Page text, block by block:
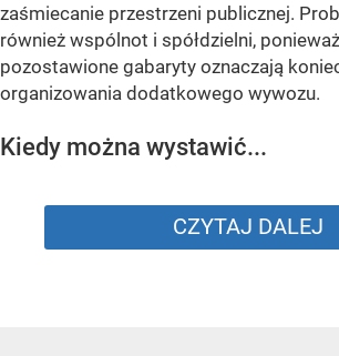
zaśmiecanie przestrzeni publicznej.
również wspólnot i spółdzielni,
pozostawione gabaryty oznaczają
organizowania dodatkowego wywozu.
Kiedy można wystawić...
CZYTAJ DALEJ